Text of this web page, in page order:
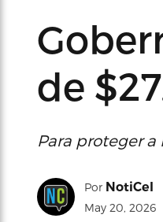
de
Para proteger
Por NotiCel
May 20, 2026